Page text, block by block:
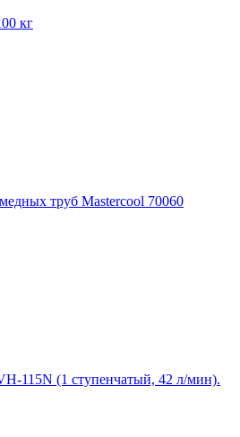
кг
труб Mastercool 70060
115N (1 ступенчатый, 42 л/мин).